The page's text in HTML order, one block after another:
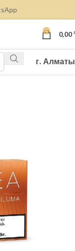
0 0,00
г. Алматы